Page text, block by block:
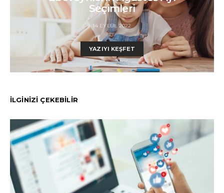
Seçimleri
14 EYLÜL 2022
YAZIYI KEŞFET
İLGİNİZİ ÇEKEBİLİR